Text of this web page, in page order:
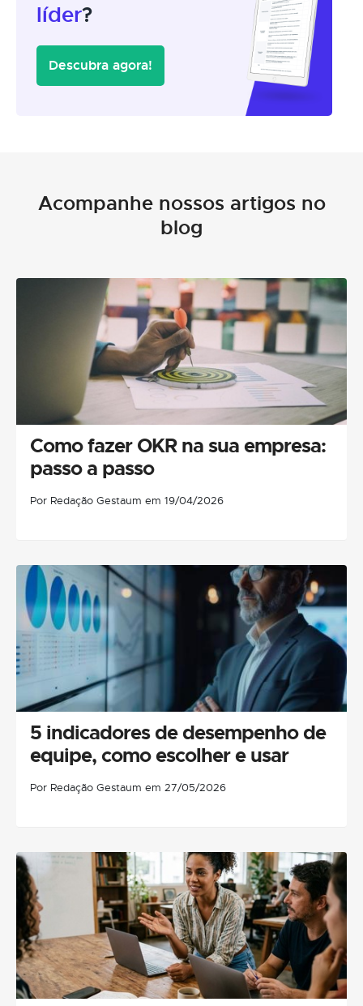
líder?
Descubra agora!
Acompanhe nossos artigos no
blog
Como fazer OKR na sua empresa:
passo a passo
Por Redação Gestaum em 19/04/2026
5 indicadores de desempenho de
equipe, como escolher e usar
Por Redação Gestaum em 27/05/2026